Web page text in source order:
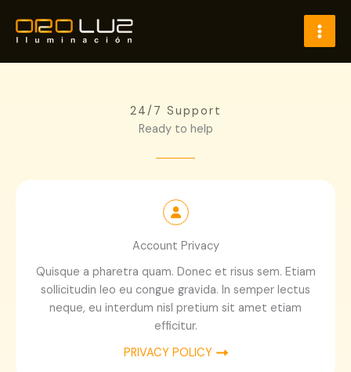
contenido
24/7 Support
Ready to help
Account Privacy
Quisque a pharetra quam. Donec et risus sem. Etiam
sollicitudin leo eu congue gravida. In semper lectus
neque, eu interdum nisl pretium sit amet etiam
efficitur.
PRIVACY POLICY